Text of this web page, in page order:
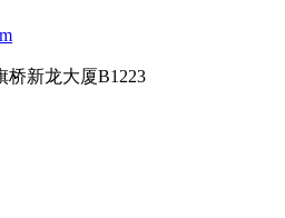
桥新龙大厦B1223